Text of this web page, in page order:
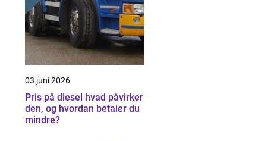
03 juni 2026
Pris på diesel hvad påvirker
den, og hvordan betaler du
mindre?